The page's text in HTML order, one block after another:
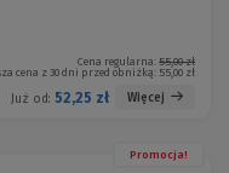
Cena regularna: 55,00 zł
cena z 30 dni przed obniżką: 55,00 zł
Już od: 52,25 zł Więcej
Promocja!